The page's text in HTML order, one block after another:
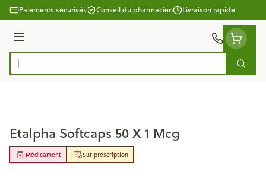
Aller au contenu
Paiements sécurisés Conseil du pharmacien Livraison rapide
Menu
Rechercher
Etalpha Softcaps 50 X 1 Mcg
Sur prescription
Médicament